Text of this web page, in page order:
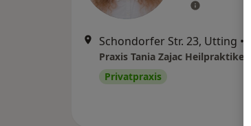
Schondorfer Str. 23, Utting •
Praxis Tania Zajac Heilpraktikerin
Privatpraxis